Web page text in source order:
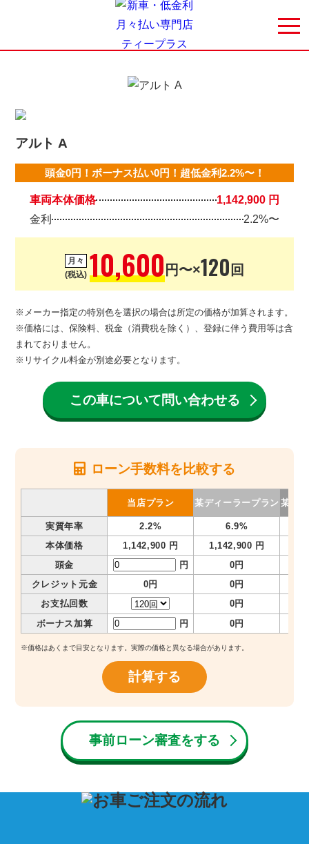
アルト A
頭金0円！ボーナス払い0円！超低金利2.2%〜！
車両本体価格
1,142,900 円
金利
2.2%〜
月々
(税込) 10,600円〜×120 回
※メーカー指定の特別色を選択の場合は所定の価格が加算されます。
※価格には、保険料、税金（消費税を除く）、登録に伴う費用等は含
まれておりません。
※リサイクル料金が別途必要となります。
この車について問い合わせる
ローン手数料を比較する
当店プラン 某ディーラープラン 某メ
実質年率 2.2%
6.9%
本体価格
1,142,900 円 1,142,900 円
頭金
円
0円
クレジット元金
0円
0円
お支払回数
0円
ボーナス加算
円 0円
※価格はあくまで目安となります。実際の価格と異なる場合があります。
計算する
事前ローン審査をする